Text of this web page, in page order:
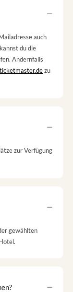
auch
du die
Andernfalls
zu
zur Verfügung
gewählten